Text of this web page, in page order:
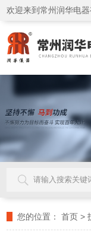
欢迎来到常州润华电器
您的位置： 首页 >